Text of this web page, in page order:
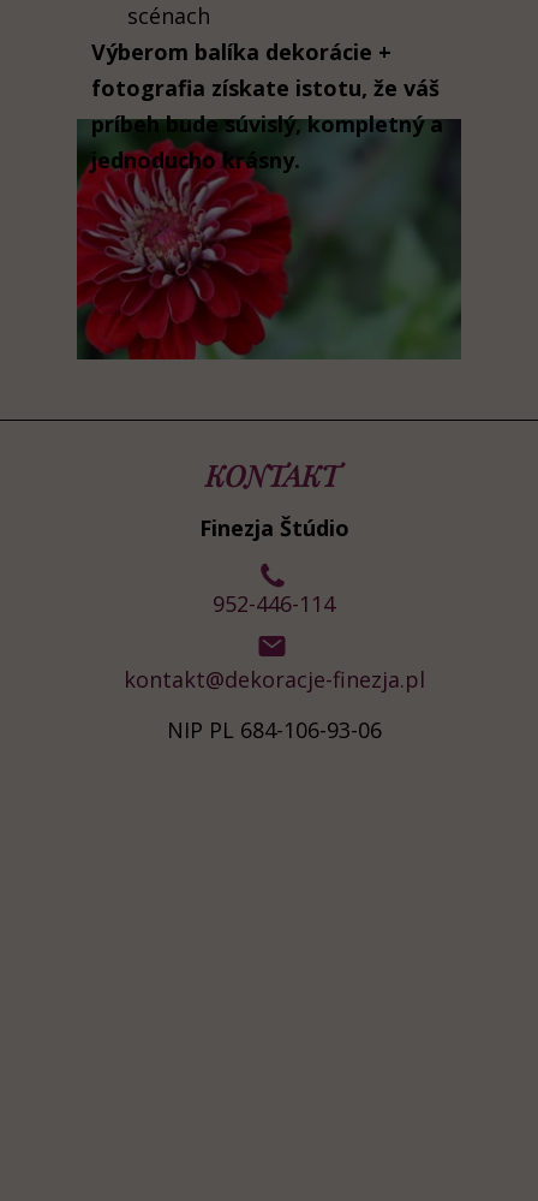
scénach
Výberom balíka dekorácie +
fotografia získate istotu, že váš
príbeh bude súvislý, kompletný a
jednoducho krásny.
KONTAKT
Finezja Štúdio
952-446-114
kontakt@dekoracje-finezja.pl
NIP PL 684-106-93-06